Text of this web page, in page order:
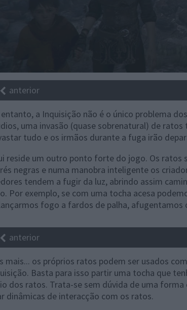
anterior
a Inquisição não é o único problema
uma invasão (quase sobrenatural) de
tudo e os irmãos durante a fuga irão
reside um outro ponto forte do jogo. Os ratos
negras e numa manobra inteligente os
tendem a fugir da luz, abrindo assim
Por exemplo, se com uma tocha acesa
fogo a fardos de palha, afugentamos
anterior
mais... os próprios ratos podem ser usados
Basta para isso partir uma tocha que
dos ratos. Trata-se sem dúvida de uma
dinâmicas de interacção com os ratos.